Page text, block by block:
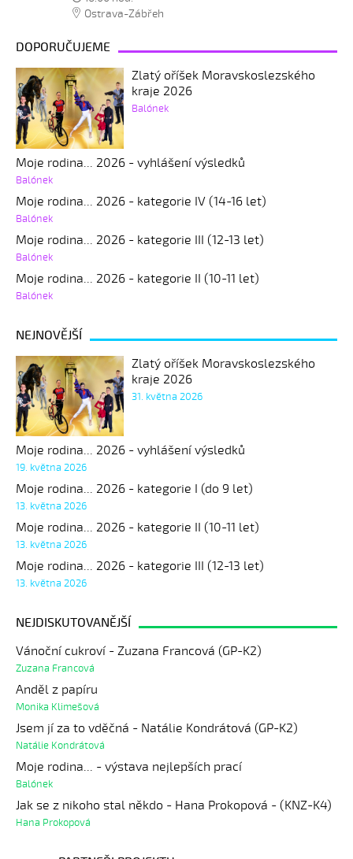
Ostrava-Zábřeh
DOPORUČUJEME
Zlatý oříšek Moravskoslezského
kraje 2026
Balónek
Moje rodina... 2026 - vyhlášení výsledků
Balónek
Moje rodina... 2026 - kategorie IV (14-16 let)
Balónek
Moje rodina... 2026 - kategorie III (12-13 let)
Balónek
Moje rodina... 2026 - kategorie II (10-11 let)
Balónek
NEJNOVĚJŠÍ
Zlatý oříšek Moravskoslezského
kraje 2026
31. května 2026
Moje rodina... 2026 - vyhlášení výsledků
19. května 2026
Moje rodina... 2026 - kategorie I (do 9 let)
13. května 2026
Moje rodina... 2026 - kategorie II (10-11 let)
13. května 2026
Moje rodina... 2026 - kategorie III (12-13 let)
13. května 2026
NEJDISKUTOVANĚJŠÍ
Vánoční cukroví - Zuzana Francová (GP-K2)
Zuzana Francová
Anděl z papíru
Monika Klimešová
Jsem jí za to vděčná - Natálie Kondrátová (GP-K2)
Natálie Kondrátová
Moje rodina... - výstava nejlepších prací
Balónek
Jak se z nikoho stal někdo - Hana Prokopová - (KNZ-K4)
Hana Prokopová